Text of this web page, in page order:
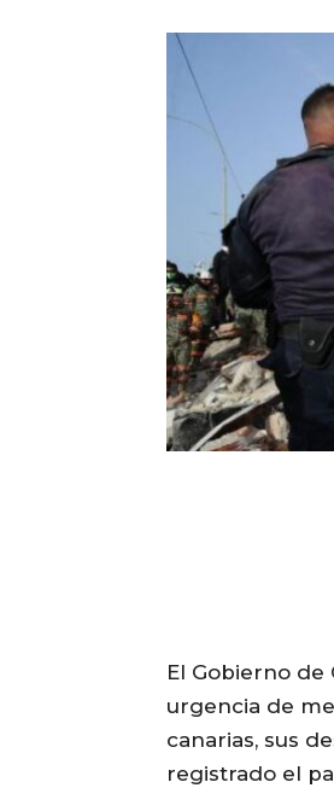
El Gobierno de
urgencia de
canarias, sus
registrado el